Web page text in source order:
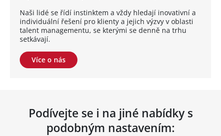
Naši lidé se řídí instinktem a vždy hledají inovativní a
individuální řešení pro klienty a jejich výzvy v oblasti
talent managementu, se kterými se denně na trhu
setkávají.
Více o nás
Podívejte se i na jiné nabídky s
podobným nastavením: